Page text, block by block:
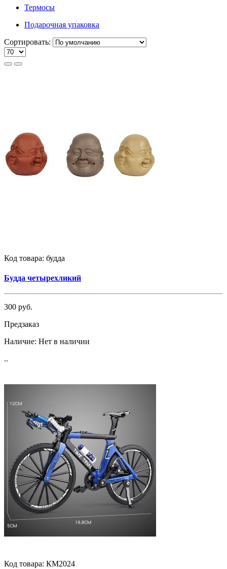
Термосы
Подарочная упаковка
Сортировать:
Код товара: будда
Будда четырехликий
300 руб.
Предзаказ
Наличие: Нет в наличии
..
Код товара: КМ2024